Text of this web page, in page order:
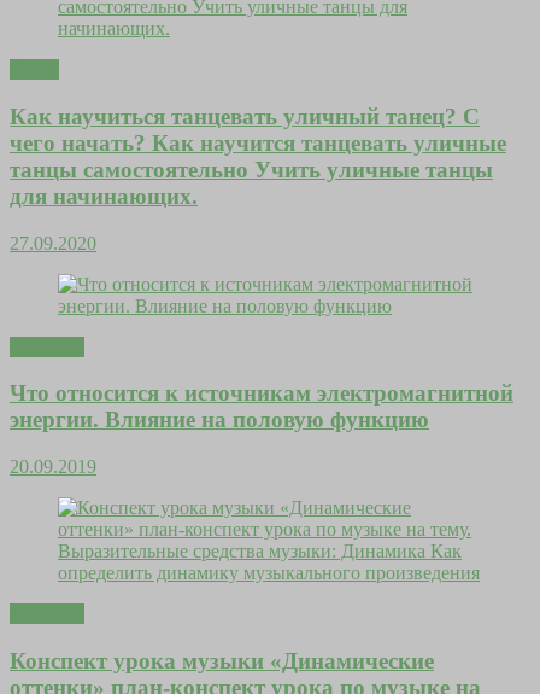
Как научиться танцевать уличный танец? С
чего начать? Как научится танцевать уличные
танцы самостоятельно Учить уличные танцы
для начинающих.
27.09.2020
Что относится к источникам электромагнитной
энергии. Влияние на половую функцию
20.09.2019
Конспект урока музыки «Динамические
оттенки» план-конспект урока по музыке на